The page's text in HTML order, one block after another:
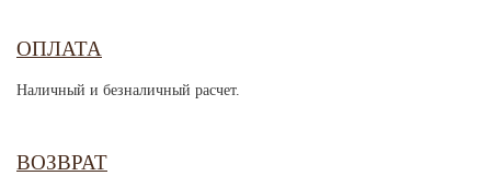
ОПЛАТА
Наличный и безналичный расчет.
ВОЗВРАТ